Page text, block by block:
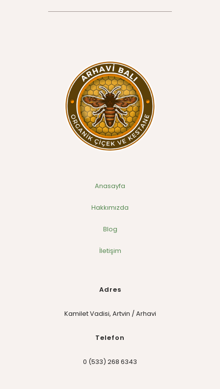
Anasayfa
Hakkımızda
Blog
İletişim
Adres
Kamilet Vadisi, Artvin / Arhavi
Telefon
0 (533) 268 6343